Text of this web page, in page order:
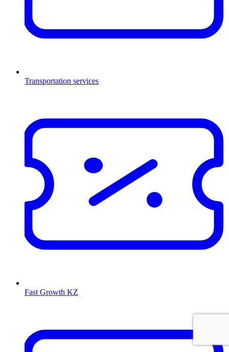
Transportation services
Fast Growth KZ